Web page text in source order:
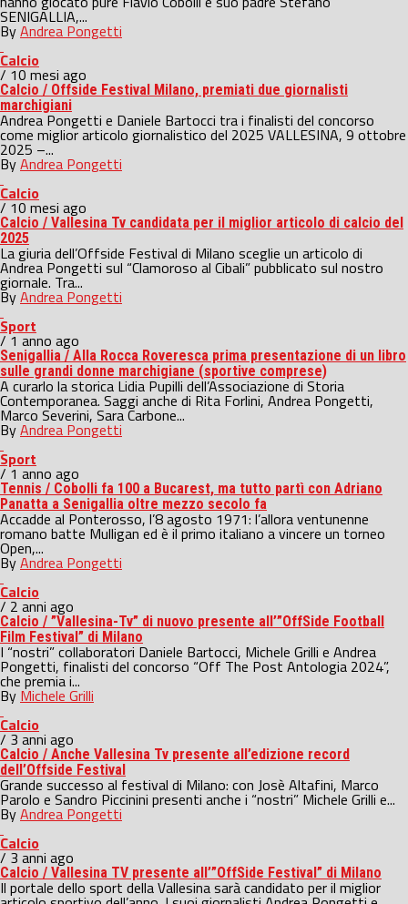
SENIGALLIA,...
ByAndrea Pongetti
Calcio
/ 10 mesi ago
Calcio / Offside Festival Milano, premiati due giornalisti
marchigiani
Andrea Pongetti e Daniele Bartocci tra i finalisti del concorso
come miglior articolo giornalistico del 2025 VALLESINA, 9 ottobre
2025 –...
ByAndrea Pongetti
Calcio
/ 10 mesi ago
Calcio / Vallesina Tv candidata per il miglior articolo di calcio del
2025
La giuria dell’Offside Festival di Milano sceglie un articolo di
Andrea Pongetti sul “Clamoroso al Cibali” pubblicato sul nostro
giornale. Tra...
ByAndrea Pongetti
Sport
/ 1 anno ago
Senigallia / Alla Rocca Roveresca prima presentazione di un libro
sulle grandi donne marchigiane (sportive comprese)
A curarlo la storica Lidia Pupilli dell’Associazione di Storia
Contemporanea. Saggi anche di Rita Forlini, Andrea Pongetti,
Marco Severini, Sara Carbone...
ByAndrea Pongetti
Sport
/ 1 anno ago
Tennis / Cobolli fa 100 a Bucarest, ma tutto partì con Adriano
Panatta a Senigallia oltre mezzo secolo fa
Accadde al Ponterosso, l’8 agosto 1971: l’allora ventunenne
romano batte Mulligan ed è il primo italiano a vincere un torneo
Open,...
ByAndrea Pongetti
Calcio
/ 2 anni ago
Calcio / ”Vallesina-Tv” di nuovo presente all’”OffSide Football
Film Festival” di Milano
I “nostri” collaboratori Daniele Bartocci, Michele Grilli e Andrea
Pongetti, finalisti del concorso “Off The Post Antologia 2024”,
che premia i...
By Michele Grilli
Calcio
/ 3 anni ago
Calcio / Anche Vallesina Tv presente all’edizione record
dell’Offside Festival
Grande successo al festival di Milano: con Josè Altafini, Marco
Parolo e Sandro Piccinini presenti anche i “nostri” Michele Grilli e...
ByAndrea Pongetti
Calcio
/ 3 anni ago
Calcio / Vallesina TV presente all’”OffSide Festival” di Milano
Il portale dello sport della Vallesina sarà candidato per il miglior